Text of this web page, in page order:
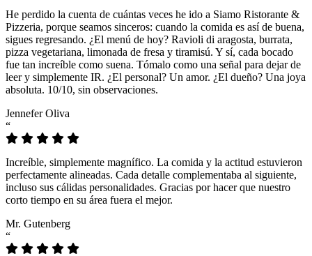
He perdido la cuenta de cuántas veces he ido a Siamo Ristorante &
Pizzeria, porque seamos sinceros: cuando la comida es así de buena,
sigues regresando. ¿El menú de hoy? Ravioli di aragosta, burrata,
pizza vegetariana, limonada de fresa y tiramisú. Y sí, cada bocado
fue tan increíble como suena. Tómalo como una señal para dejar de
leer y simplemente IR. ¿El personal? Un amor. ¿El dueño? Una joya
absoluta. 10/10, sin observaciones.
Jennefer Oliva
“
Increíble, simplemente magnífico. La comida y la actitud estuvieron
perfectamente alineadas. Cada detalle complementaba al siguiente,
incluso sus cálidas personalidades. Gracias por hacer que nuestro
corto tiempo en su área fuera el mejor.
Mr. Gutenberg
“